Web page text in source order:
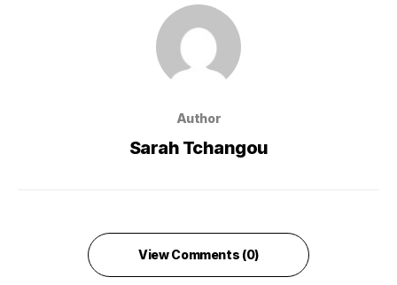
Author
Sarah Tchangou
View Comments (0)